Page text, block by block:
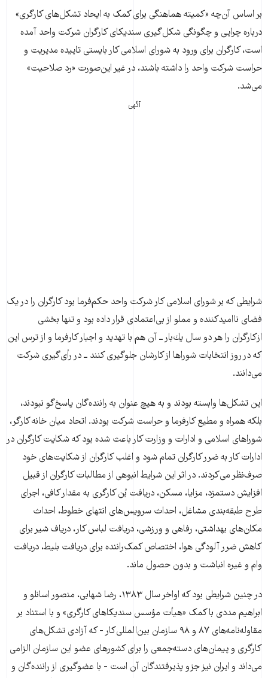
بر اساس آن‌چه «کمیته هماهنگی برای کمک به ایحاد تشکل‌های کارگری»
درباره چرایی و چگونگی شکل‌گیری سنديكای كارگران شركت واحد آمده
است، کارگران برای ورود به شورای اسلامی کار بایستی تاییده مدیریت و
حراست شرکت واحد را داشته باشند، در غیر این‌صورت «رد صلاحیت»
می‌شد.
آگهی
شرایطی که بر شورای اسلامی كار شرکت واحد حکم‌فرما بود کارگران را در یک
فضای ناامیدکننده و مملو از بی‌اعتمادی قرار داده بود و تنها بخشی
ازكارگران را هر دو سال يك‌بار ــ آن‌ هم با تهدید و اجبار کارفرما و از ترس این
که در روز انتخابات شوراها از کارشان جلوگیری کنند ــ در رأی‌گیری شرکت
می‌دانند.
این تشکل‌ها وابسته بودند و به هيچ عنوان به راننده‌گان پاسخ‌گو نبودند،
بلکه همراه و مطیع كارفرما و حراست شرکت بودند. اتحاد میان خانه‌ كارگر،
شوراهای اسلامی و ادارات و وزارت كار باعث شده بود که شكايت كارگران در
ادارات كار به ضرر كارگران تمام شود و اغلب كارگران از شكايت‌‌های خود
صرف‌نظر می‌كردند. در اثر این شرایط انبوهی از مطالبات کارگران از قبیل
افزایش دستمزد، مزایا، مسکن، دریافت بُن کارگری به مقدار کافی، اجرای
طرح طبقه‌بندی مشاغل، احداث سرویس‌های انتهای خطوط، احداث
مکان‌های بهداشتی، رفاهی و ورزشی، دریافت لباس کار، دریاف شیر برای
کاهش ضرر آلودگی هوا، اختصاص کمک‌راننده برای دریافت بلیط، دریافت
وام و غیره انباشت و بدون حصول ماند.
در چنین شرایطی بود که اواخر سال ۱۳۸۳، رضا شهابی، منصور اسانلو و
ابراهیم مددی با کمک «هیأت مؤسس سندیکاهای کارگری» و با استناد بر
مقاوله‌نامه‌های ۸۷ و ۹۸ سازمان بين‌المللی‌کار - که آزادی تشکل‌های
کارگری و پیمان‌های دسته‌جمعی را برای کشورهای عضو این سازمان الزامی
می‌داند و ایران نیز جزو پذیرفتندگان آن است - با عضو‌گيری از راننده‌گان و